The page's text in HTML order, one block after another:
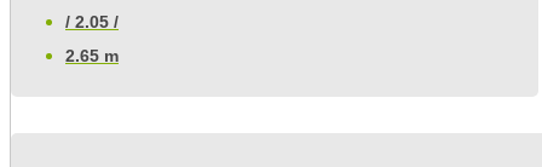
/ 2.05 /
2.65 m